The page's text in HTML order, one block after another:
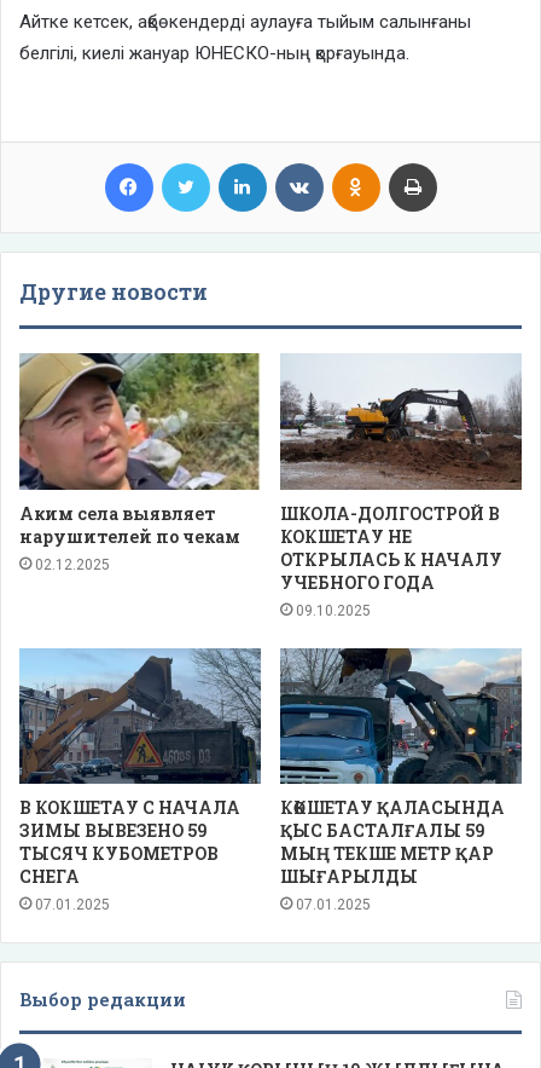
Айтке кетсек, ақбөкендерді аулауға тыйым салынғаны
белгілі, киелі жануар ЮНЕСКО-ның қорғауында.
Facebook Twitter LinkedIn VKontakteOdnoklassniki
Другие новости
Аким села выявляет
нарушителей по чекам
02.12.2025
ШКОЛА-ДОЛГОСТРОЙ В
КОКШЕТАУ НЕ
ОТКРЫЛАСЬ К НАЧАЛУ
УЧЕБНОГО ГОДА
09.10.2025
В КОКШЕТАУ С НАЧАЛА
ЗИМЫ ВЫВЕЗЕНО 59
ТЫСЯЧ КУБОМЕТРОВ
СНЕГА
07.01.2025
КӨКШЕТАУ ҚАЛАСЫНДА
ҚЫС БАСТАЛҒАЛЫ 59
МЫҢ ТЕКШЕ МЕТР ҚАР
ШЫҒАРЫЛДЫ
07.01.2025
Выбор редакции